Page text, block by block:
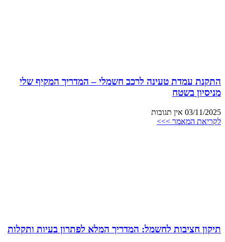
התקנת עמדת טעינה לרכב חשמלי – המדריך המקיף שלי
מניסיון בשטח
03/11/2025 אין תגובות
לקריאת המאמר >>>
תיקון חציבות לחשמל: המדריך המלא לפתרון בעיות ותקלות